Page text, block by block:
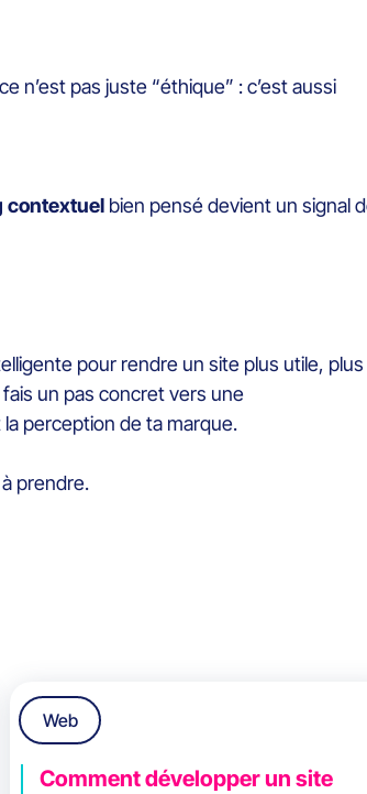
n’est pas juste “éthique” : c’est aussi
contextuel bien pensé devient un signal
pour rendre un site plus utile, plus
un pas concret vers une
la perception de ta marque.
prendre.
Web
Comment développer un site